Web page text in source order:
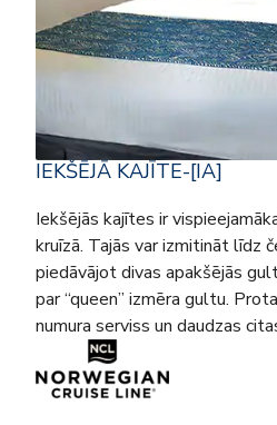
IEKŠĒJĀ KAJĪTE-[IA]
Iekšējās kajītes ir
kruīzā. Tajās var izmitināt līdz
piedāvājot divas apakšējās
par “queen” izmēra gultu.
numura serviss un daudzas